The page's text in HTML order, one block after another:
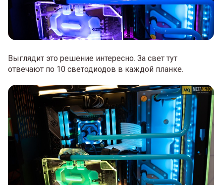
Выглядит это решение интересно. За свет тут
отвечают по 10 светодиодов в каждой планке.